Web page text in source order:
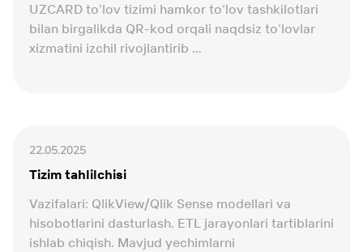
UZCARD to‘lov tizimi hamkor to‘lov tashkilotlari
bilan birgalikda QR-kod orqali naqdsiz to‘lovlar
xizmatini izchil rivojlantirib ...
22.05.2025
Tizim tahlilchisi
Vazifalari: QlikView/Qlik Sense modellari va
hisobotlarini dasturlash. ETL jarayonlari tartiblarini
ishlab chiqish. Mavjud yechimlarni